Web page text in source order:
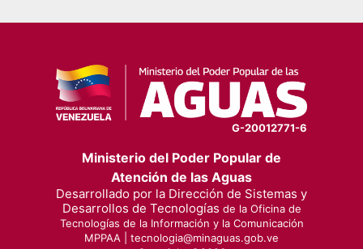
G-20012771-6
Ministerio del Poder Popular de
Atención de las Aguas
Desarrollado por la Dirección de Sistemas y
Desarrollos de Tecnologías de la Oficina de
Tecnologías de la Información y la Comunicación
MPPAA | tecnologia@minaguas.gob.ve